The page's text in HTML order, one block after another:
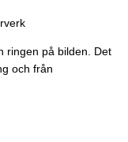
ringen på bilden. Det
och från